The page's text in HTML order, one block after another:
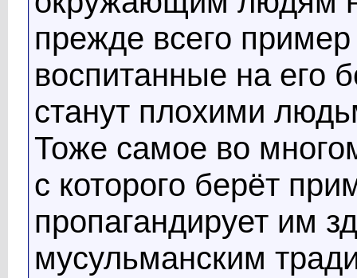
прежде всего
воспитанные на его
станут плохими
Тоже самое во
с которого берёт
пропагандирует им
мусульманским